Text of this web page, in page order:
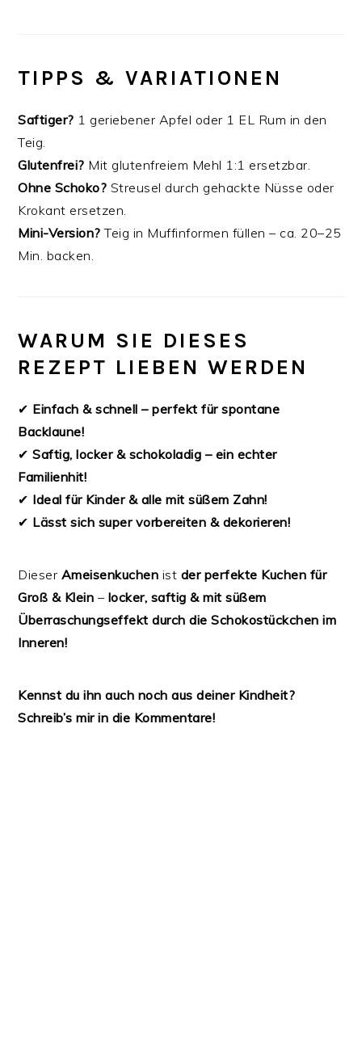
TIPPS & VARIATIONEN
Saftiger? 1 geriebener Apfel oder 1 EL Rum in den
Teig.
Glutenfrei? Mit glutenfreiem Mehl 1:1 ersetzbar.
Ohne Schoko? Streusel durch gehackte Nüsse oder
Krokant ersetzen.
Mini-Version? Teig in Muffinformen füllen – ca. 20–25
Min. backen.
WARUM SIE DIESES
REZEPT LIEBEN WERDEN
✔ Einfach & schnell – perfekt für spontane
Backlaune!
✔Saftig, locker & schokoladig – ein echter
Familienhit!
✔ Ideal für Kinder & alle mit süßem Zahn!
✔ Lässt sich super vorbereiten & dekorieren!
Dieser Ameisenkuchen ist der perfekte Kuchen für
Groß & Klein – locker, saftig & mit süßem
Überraschungseffekt durch die Schokostückchen im
Inneren!
Kennst du ihn auch noch aus deiner Kindheit?
Schreib’s mir in die Kommentare!